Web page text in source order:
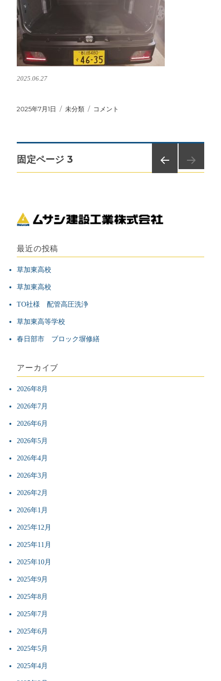
2025.06.27
投
2025年7月1日
カ
未分類
3BD-
コメント
投
ゲ
ー
シ
ョ
固定ページ 3
最近の投稿
草加東高校
草加東高校
TO社様 配管高圧洗浄
草加東高等学校
春日部市 ブロック塀修繕
アーカイブ
2026年8月
2026年7月
2026年6月
2026年5月
2026年4月
2026年3月
2026年2月
2026年1月
2025年12月
2025年11月
2025年10月
2025年9月
2025年8月
2025年7月
2025年6月
2025年5月
2025年4月